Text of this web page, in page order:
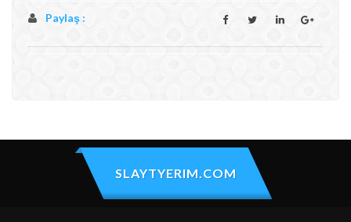
Paylaş :
SLAYTYERIM.COM